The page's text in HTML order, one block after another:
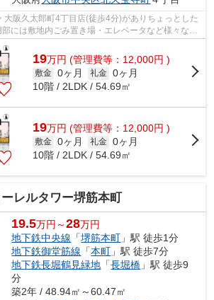
大阪久太郎町4丁目店(徒歩4分)がありちょっとした
には敷地内ごみ置き場・エレベータなど様々な設
ので便利で...
19万円 (管理費等：12,000円 )
敷金 0ヶ月 礼金 0ヶ月
10階 / 2LDK / 54.69㎡
19万円 (管理費等：12,000円 )
敷金 0ヶ月 礼金 0ヶ月
10階 / 2LDK / 54.69㎡
ーレルタワー堺筋本町
19.5万円～28万円
地下鉄中央線 「堺筋本町 」駅 徒歩1分
地下鉄御堂筋線 「本町 」駅 徒歩7分
地下鉄長堀鶴見緑地 「長堀橋 」駅 徒歩9
分
築2年 / 48.94㎡～60.47㎡